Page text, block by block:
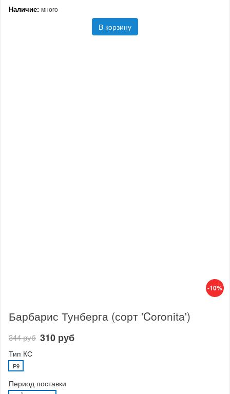
Наличие: много
В корзину
-10%
Барбарис Тунберга (сорт 'Coronita')
344 руб 310 руб
Тип КС
P9
Период поставки